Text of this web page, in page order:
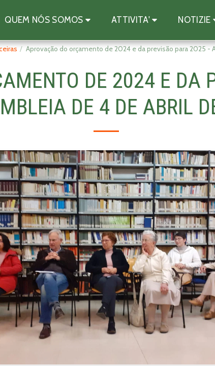
QUEM NÓS SOMOS ATTIVITA' NOTIZIE
Aprovação do orçamento de 2024 e da previsão para 2025 -
DE 2024 E DA
DE 4 DE ABRIL